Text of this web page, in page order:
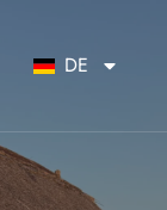
DE